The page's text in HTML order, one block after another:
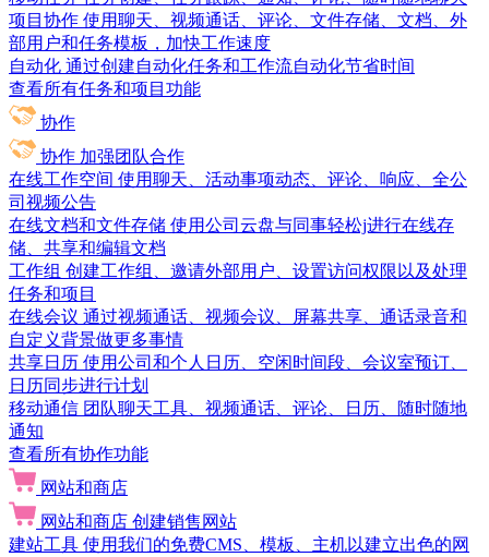
项目协作 使用聊天、视频通话、评论、文件存储、文档、外
部用户和任务模板，加快工作速度
自动化 通过创建自动化任务和工作流自动化节省时间
查看所有任务和项目功能
协作
协作 加强团队合作
在线工作空间 使用聊天、活动事项动态、评论、响应、全公
司视频公告
在线文档和文件存储 使用公司云盘与同事轻松j进行在线存
储、共享和编辑文档
工作组 创建工作组、邀请外部用户、设置访问权限以及处理
任务和项目
在线会议 通过视频通话、视频会议、屏幕共享、通话录音和
自定义背景做更多事情
共享日历 使用公司和个人日历、空闲时间段、会议室预订、
日历同步进行计划
移动通信 团队聊天工具、视频通话、评论、日历、随时随地
通知
查看所有协作功能
网站和商店
网站和商店 创建销售网站
建站工具 使用我们的免费CMS、模板、主机以建立出色的网